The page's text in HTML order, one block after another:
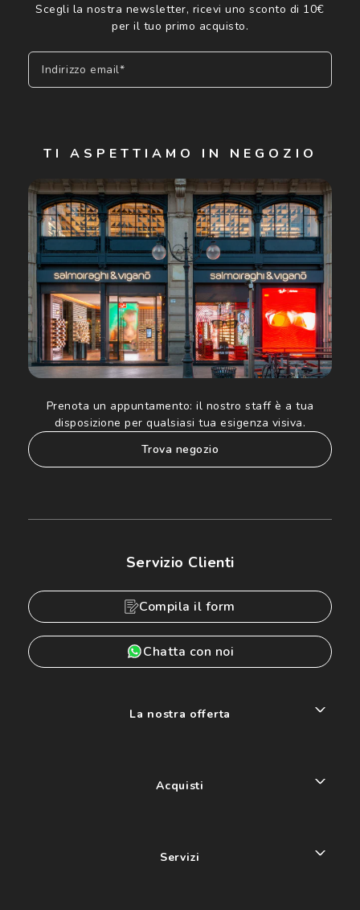
Scegli la nostra newsletter, ricevi uno sconto di 10€
per il tuo primo acquisto.
Indirizzo email*
Cliccando su "Iscriviti", confermo di avere più di 16 anni e
acconsento all'utilizzo dei miei Dati Personali da parte di
Luxottica Group S.p.A. per l'invio di offerte speciali, novità
ed altre comunicazioni di carattere pubblicitario (consultare
Informativa sulla privacyper ulteriori informazioni).
TI ASPETTIAMO IN NEGOZIO
Prenota un appuntamento: il nostro staff è a tua
disposizione per qualsiasi tua esigenza visiva.
trova negozio
Servizio Clienti
Compila il form
Chatta con noi
La nostra offerta
Acquisti
Servizi